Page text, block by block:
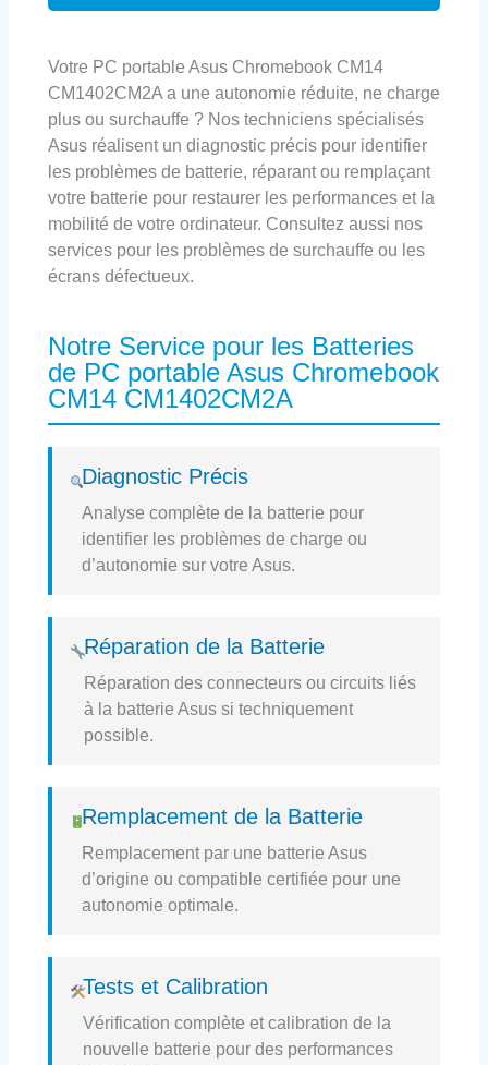
Votre PC portable Asus Chromebook CM14
CM1402CM2A a une autonomie réduite, ne charge
plus ou surchauffe ? Nos techniciens spécialisés
Asus réalisent un diagnostic précis pour identifier
les problèmes de batterie, réparant ou remplaçant
votre batterie pour restaurer les performances et la
mobilité de votre ordinateur. Consultez aussi nos
services pour les problèmes de surchauffe ou les
écrans défectueux.
Notre Service pour les Batteries
de PC portable Asus Chromebook
CM14 CM1402CM2A
Diagnostic Précis
Analyse complète de la batterie pour
identifier les problèmes de charge ou
d’autonomie sur votre Asus.
Réparation de la Batterie
Réparation des connecteurs ou circuits liés
à la batterie Asus si techniquement
possible.
Remplacement de la Batterie
Remplacement par une batterie Asus
d’origine ou compatible certifiée pour une
autonomie optimale.
Tests et Calibration
Vérification complète et calibration de la
nouvelle batterie pour des performances